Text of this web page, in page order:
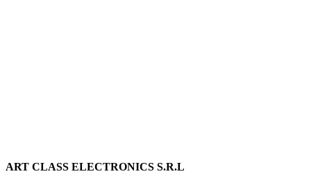
ART CLASS ELECTRONICS S.R.L